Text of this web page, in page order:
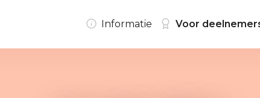
Informatie Voor